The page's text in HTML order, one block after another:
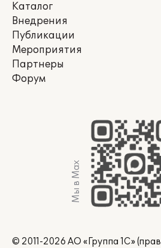
Каталог
Внедрения
Публикации
Мероприятия
Партнеры
Форум
Мы в Max
© 2011-2026 АО «Группа 1С»